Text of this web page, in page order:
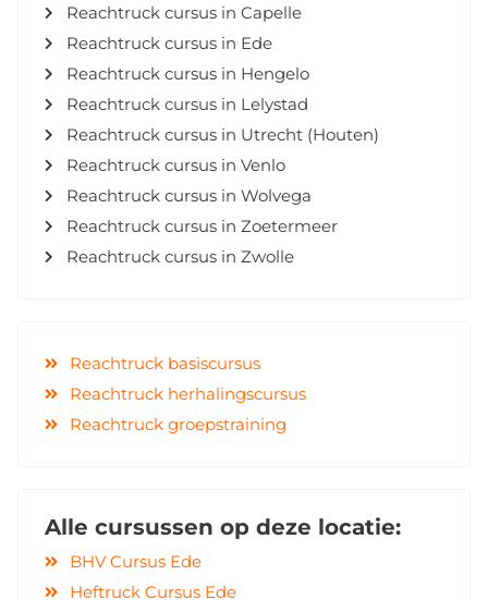
Reachtruck cursus in Capelle
Reachtruck cursus in Ede
Reachtruck cursus in Hengelo
Reachtruck cursus in Lelystad
Reachtruck cursus in Utrecht (Houten)
Reachtruck cursus in Venlo
Reachtruck cursus in Wolvega
Reachtruck cursus in Zoetermeer
Reachtruck cursus in Zwolle
Reachtruck basiscursus
Reachtruck herhalingscursus
Reachtruck groepstraining
Alle cursussen op deze locatie:
BHV Cursus Ede
Heftruck Cursus Ede